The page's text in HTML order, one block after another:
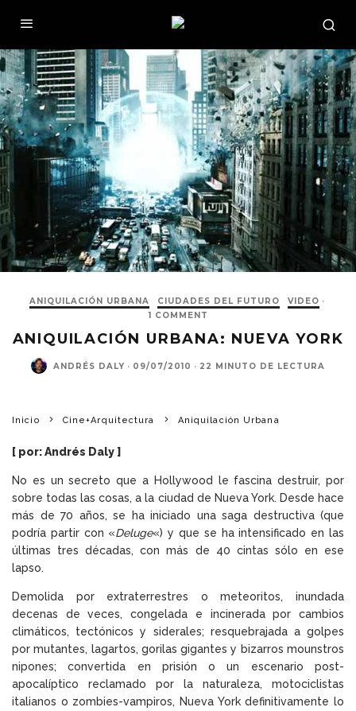
ANIQUILACIÓN URBANA CIUDADES DEL FUTURO VIDEO ·
1 COMMENT
ANIQUILACIÓN URBANA: NUEVA YORK
ANDRÉS DALY · 09/07/2010 · 22 MINUTO DE LECTURA
Inicio Cine+Arquitectura Aniquilación Urbana
[ por:Andrés Daly ]
No es un secreto que a Hollywood le fascina destruir, por
sobre todas las cosas, a la ciudad de Nueva York. Desde hace
más de 70 años, se ha iniciado una saga destructiva (que
podría partir con «Deluge«) y que se ha intensificado en las
últimas tres décadas, con más de 40 cintas sólo en ese
lapso.
Demolida por extraterrestres o meteoritos, inundada
decenas de veces, congelada e incinerada por cambios
climáticos, tectónicos y siderales; resquebrajada a golpes
por mutantes, lagartos, gorilas gigantes y bizarros mounstros
nipones; convertida en prisión o un escenario post-
apocalíptico reclamado por la naturaleza, motociclistas
italianos o zombies-vampiros, Nueva York definitivamente lo